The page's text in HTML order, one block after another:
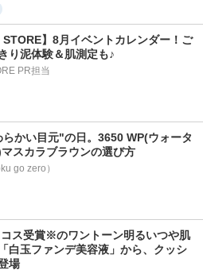
STORE】8月イベントカレンダー！ご
り泥体験＆肌測定も♪
PR担当
かい目元"の日。3650 WP(ウォータ
スカラブラウンの選び方
go zero）
ス受賞※のワントーン明るいつや肌
白玉ファンデ美容液」から、クッシ
場